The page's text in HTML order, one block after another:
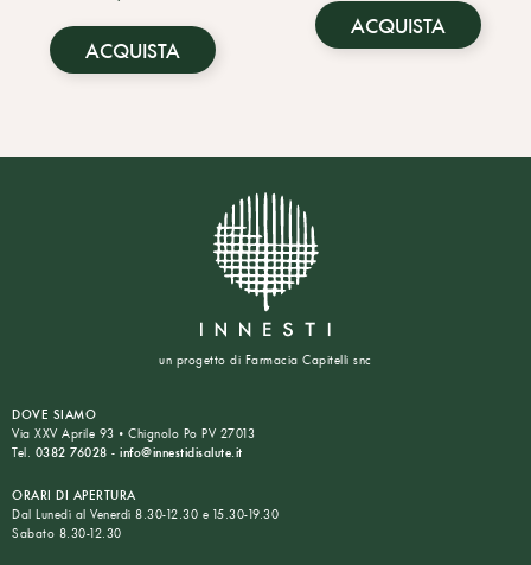
ACQUISTA
ACQUISTA
un progetto di Farmacia Capitelli snc
DOVE SIAMO
Via XXV Aprile 93 • Chignolo Po PV 27013
Tel. 0382 76028 - info@innestidisalute.it
ORARI DI APERTURA
Dal Lunedì al Venerdì 8.30-12.30 e 15.30-19.30
Sabato 8.30-12.30